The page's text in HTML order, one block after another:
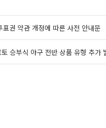
표권 약관 개정에 따른 사전 안내문
승부식 야구 전반 상품 유형 추가